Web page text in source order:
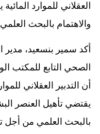
العقلاني للموارد
والاهتمام بالبحث العلمي
أكد سمير بنسعيد، مدير
الصحي التابع للمكتب
أن التدبير العقلاني
يقتضي تأهيل العنصر
بالبحث العلمي من أجل